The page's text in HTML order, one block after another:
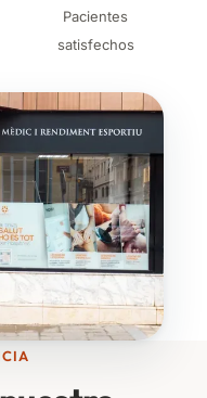
Pacientes
satisfechos